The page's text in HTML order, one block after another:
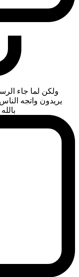
ولكن لما جاء
يريدون واتجه